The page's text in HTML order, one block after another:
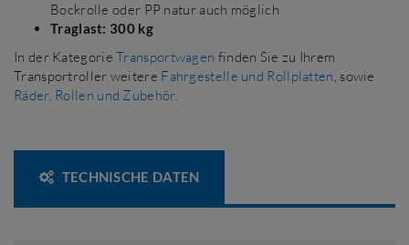
Bockrolle oder PP natur auch möglich
Traglast: 300 kg
In der KategorieTransportwagen finden Sie zu Ihrem
Transportroller weitere Fahrgestelle und Rollplatten, sowie
Räder, Rollen und Zubehör.
TECHNISCHE DATEN